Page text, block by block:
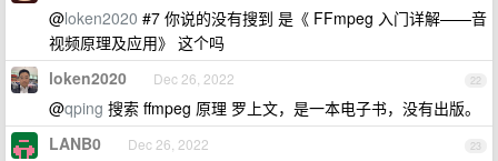
@loken2020 #7 你说的没有搜到 是《 FFmpeg 入门详解——音
视频原理及应用》 这个吗
22
loken2020 Dec 26, 2022
@qping 搜索 ffmpeg 原理 罗上文，是一本电子书，没有出版。
23
LANB0 Dec 26, 2022